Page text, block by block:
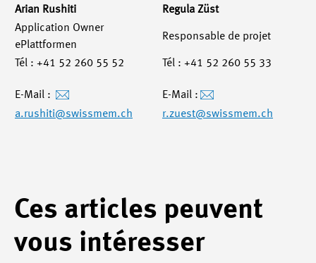
Arian Rushiti
Regula Züst
Application Owner
ePlattformen
Responsable de projet
Tél : +41 52 260 55 52 Tél : +41 52 260 55 33
E-Mail :
a.rushiti@swissmem.ch
E-Mail :
r.zuest@swissmem.ch
Ces articles peuvent
vous intéresser